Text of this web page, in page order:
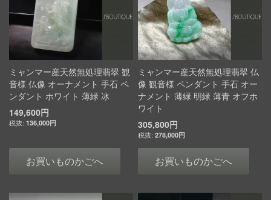
ミャンマー産天然無処理翡翠 観
音様 仏像 オーナメント 手石 ペ
ンダント ホワイト 薄緑 冰
149,600円
136,000円
お買いものかごへ
ミャンマー産天然無処理翡翠 仏
像 観音様 ペンダント 手石 オー
ナメント 薄緑 明緑 薄青 オフホ
ワイト
305,800円
278,000円
お買いものかごへ